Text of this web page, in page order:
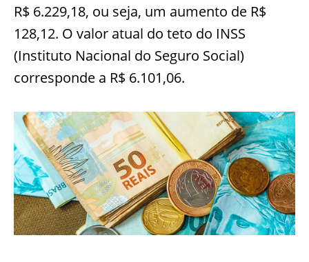
R$ 6.229,18, ou seja, um aumento de R$
128,12. O valor atual do teto do INSS
(Instituto Nacional do Seguro Social)
corresponde a R$ 6.101,06.